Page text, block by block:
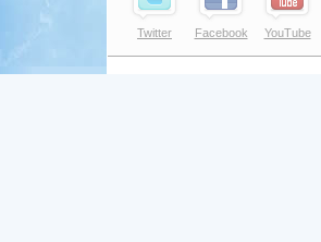
Twitter Facebook YouTube